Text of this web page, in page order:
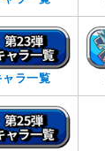
ラ一覧